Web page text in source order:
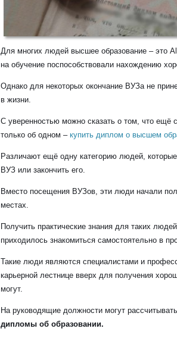
Для многих людей высшее образование – это
на обучение поспособствовали нахождению
Однако для некоторых окончание ВУЗа не
в жизни.
С уверенностью можно сказать о том, что ещё
только об одном – купить диплом о высшем
Различают ещё одну категорию людей,
ВУЗ или закончить его.
Вместо посещения ВУЗов, эти люди начали
местах.
Получить практические знания для таких
приходилось знакомиться самостоятельно в
Такие люди являются специалистами и
карьерной лестнице вверх для получения
могут.
На руководящие должности могут
дипломы об образовании.